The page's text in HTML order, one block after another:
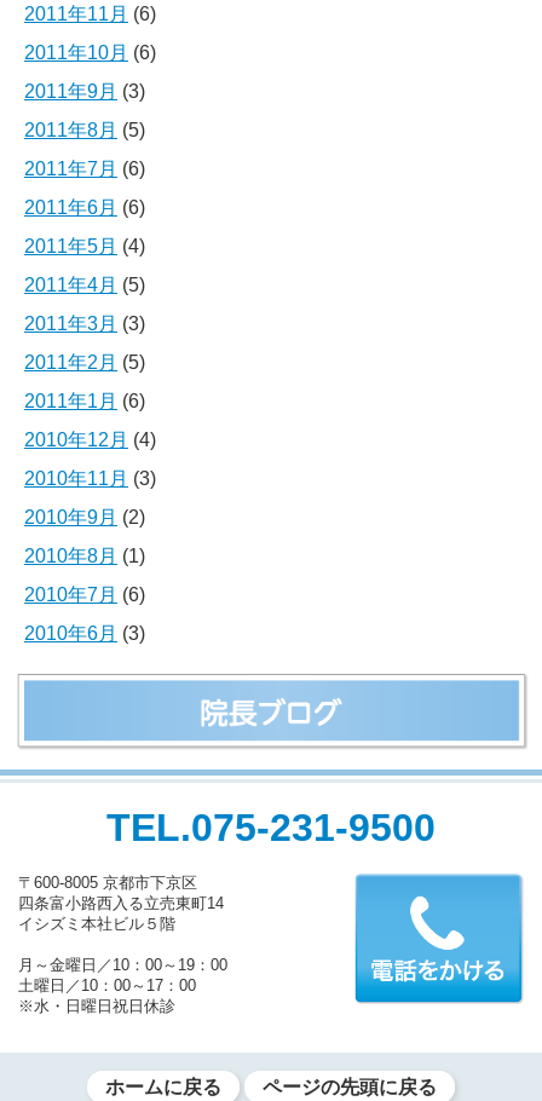
2011年11月 (6)
2011年10月 (6)
2011年9月 (3)
2011年8月 (5)
2011年7月 (6)
2011年6月 (6)
2011年5月 (4)
2011年4月 (5)
2011年3月 (3)
2011年2月 (5)
2011年1月 (6)
2010年12月 (4)
2010年11月 (3)
2010年9月 (2)
2010年8月 (1)
2010年7月 (6)
2010年6月 (3)
TEL.075-231-9500
〒600-8005 京都市下京区
四条富小路西入る立売東町14
イシズミ本社ビル５階
月～金曜日／10：00～19：00
土曜日／10：00～17：00
※水・日曜日祝日休診
ホームに戻る ページの先頭に戻る